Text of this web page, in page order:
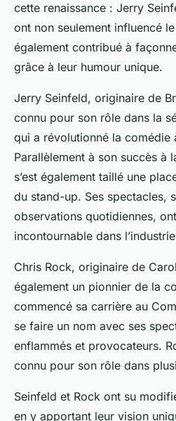
cette renaissance : Jerry
ont non seulement influencé
également contribué à
grâce à leur humour unique.
Jerry Seinfeld, originaire de
connu pour son rôle dans la
qui a révolutionné la comédie
Parallèlement à son succès à
s’est également taillé une
du stand-up. Ses spectacles,
observations quotidiennes,
incontournable dans
Chris Rock, originaire de
également un pionnier de la
commencé sa carrière au
se faire un nom avec ses
enflammés et provocateurs.
connu pour son rôle dans
Seinfeld et Rock ont su
en y apportant leur vision